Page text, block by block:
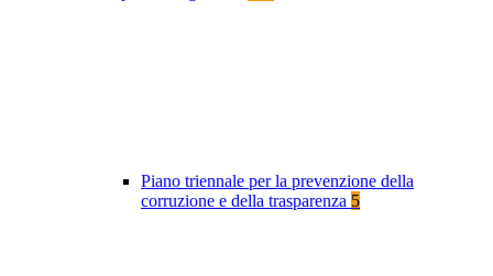
Piano triennale per la prevenzione della
corruzione e della trasparenza 5